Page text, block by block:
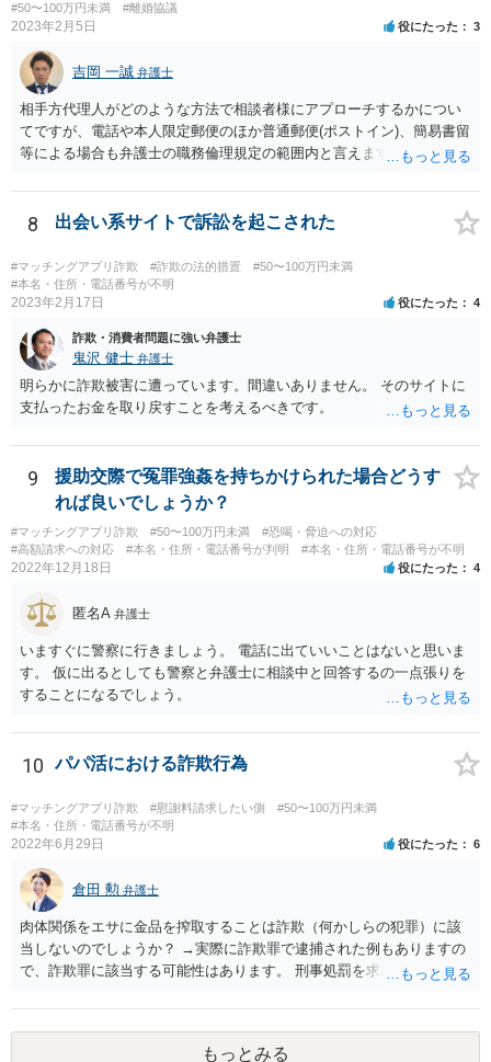
#50〜100万円未満
#離婚協議
2023年2月5日 役にたった 3
吉岡 一誠 弁護士
相手方代理人がどのような方法で相談者様にアプローチするかについ
てですが、電話や本人限定郵便のほか普通郵便(ポストイン)、簡易書留
等による場合も弁護士の職務倫理規定の範囲内と言えますので、必ず
が弁護士に依頼するより前に、先んじて相談者様が弁護士に依頼をす
る場合、相手方代理人は相談者様の代理人弁護士を飛び越えて相談者
の対象になり得る)ため、家族にバレてしまうことを回避したいという
ご意向であれば、早めに弁護士に依頼をするというのも一つかと思い
ます(もちろん、このまま何事もなく終結する可能性もあるでしょうか
ら、藪蛇になるリスクもあるところではありますが)。 相手方がある話
ではあるので、最終的な和解の見通しは何とも言えませんが、弁護士
に依頼することで低額での和解に至れるということもあるでしょう。
8 出会い系サイトで訴訟を起こされた
#マッチングアプリ詐欺 #詐欺の法的措置
#50〜100万円未満
#本名・住所・電話番号が不明
2023年2月17日 役にたった 4
詐欺・消費者問題に強い弁護士
鬼沢 健士 弁護士
明らかに詐欺被害に遭っています。間違いありません。 そのサイトに
支払ったお金を取り戻すことを考えるべきです。
9
援助交際で冤罪強姦を持ちかけられた場合どうす
れば良いでしょうか？
#マッチングアプリ詐欺 #50〜100万円未満
#恐喝・脅迫への対応
#高額請求への対応
#本名・住所・電話番号が判明 #本名・住所・電話番号が不明
2022年12月18日 役にたった 4
匿名A 弁護士
いますぐに警察に行きましょう。 電話に出ていいことはないと思いま
す。 仮に出るとしても警察と弁護士に相談中と回答するの一点張りを
することになるでしょう。
10 パパ活における詐欺行為
#マッチングアプリ詐欺 #慰謝料請求したい側
#50〜100万円未満
#本名・住所・電話番号が不明
2022年6月29日 役にたった 6
倉田 勲 弁護士
肉体関係をエサに金品を搾取することは詐欺（何かしらの犯罪）に該
当しないのでしょうか？ →実際に詐欺罪で逮捕された例もありますの
で、詐欺罪に該当する可能性はあります。 刑事処罰を求めたいという
もっとみる